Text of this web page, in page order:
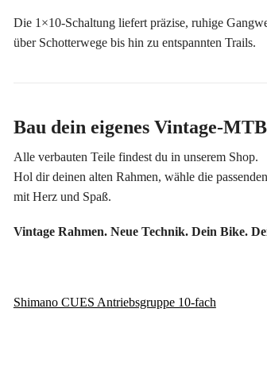
Die 1×10-Schaltung liefert präzise, ruhige
über Schotterwege bis hin zu entspannten Trails.
Bau dein eigenes Vintage-MTB
Alle verbauten Teile findest du in unserem Shop.
Hol dir deinen alten Rahmen, wähle die
mit Herz und Spaß.
Vintage Rahmen. Neue Technik. Dein Bike.
Shimano CUES Antriebsgruppe 10-fach